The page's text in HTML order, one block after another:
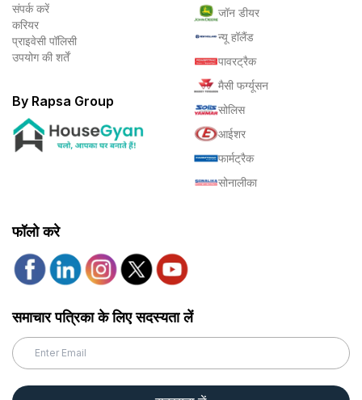
संपर्क करें
करियर
प्राइवेसी पॉलिसी
उपयोग की शर्तें
By Rapsa Group
जॉन डीयर
न्यू हॉलैंड
पावरट्रैक
मैसी फर्ग्यूसन
सोलिस
आईशर
फार्मट्रैक
सोनालीका
फॉलो करे
समाचार पत्रिका के लिए सदस्यता लें